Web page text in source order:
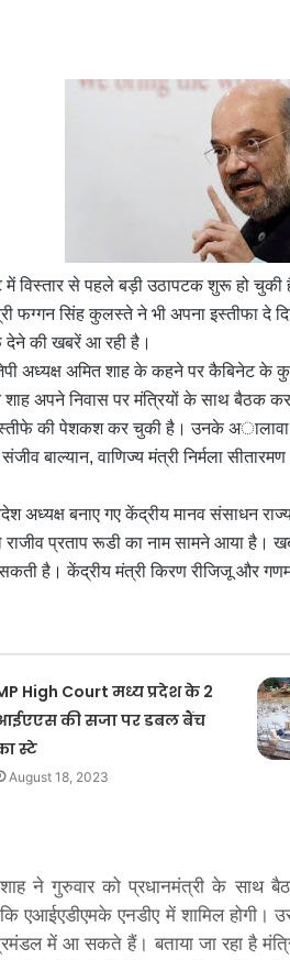
में विस्तार से पहले बड़ी उठापटक शुरू हो
फग्गन सिंह कुलस्ते ने भी अपना इस्तीफा दे
देने की खबरें आ रही है।
अध्यक्ष अमित शाह के कहने पर कैबिनेट के
अपने निवास पर मंत्रियों के साथ बैठक कर
की पेशकश कर चुकी है। उनके अालावा
बाल्यान, वाणिज्य मंत्री निर्मला
अध्यक्ष बनाए गए केंद्रीय मानव संसाधन
प्रताप रूडी का नाम सामने आया है।
सकती है। केंद्रीय मंत्री किरण रीजिजू और
High Court मध्य प्रदेश के 2
की सजा पर डबल बैंच
स्टे
August 18, 2023
शाह ने गुरुवार को प्रधानमंत्री के साथ
क‍ि एआईएडीएमके एनडीए में शाम‍िल
में आ सकते हैं। बताया जा रहा है